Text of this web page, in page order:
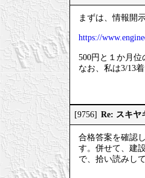
まずは、情報開
https://
500円と１か月
なお、私は3/13
[9756] Re: スキヤ
合格答案を確認
す。併せて、建
で、拾い読みし